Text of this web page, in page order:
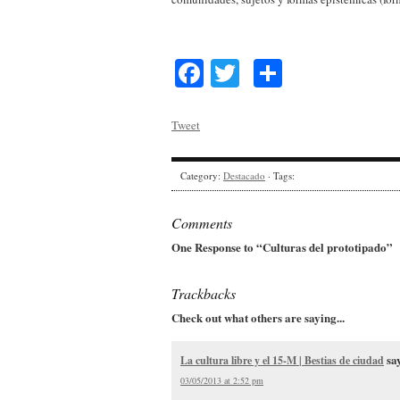
Facebook
Twitter
Tweet
Category: Destacado · Tags:
Comments
One Response to “Culturas del prototipado”
Trackbacks
Check out what others are saying...
La cultura libre y el 15-M | Bestias de ciudad
03/05/2013 at 2:52 pm